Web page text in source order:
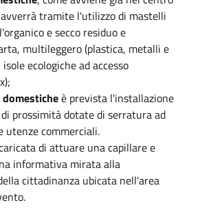
tramite l'utilizzo di mastelli
e secco residuo e
multileggero (plastica, metalli e
ecologiche ad accesso
è prevista l'installazione
prossimità dotate di serratura ad
utenze commerciali.
di attuare una capillare e
informativa mirata alla
cittadinanza ubicata nell'area